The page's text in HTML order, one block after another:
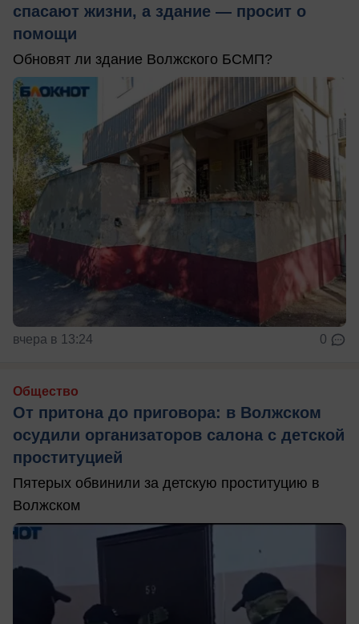
спасают жизни, а здание — просит о
помощи
Обновят ли здание Волжского БСМП?
вчера в 13:24 0
Общество
От притона до приговора: в Волжском
осудили организаторов салона с детской
проституцией
Пятерых обвинили за детскую проституцию в
Волжском